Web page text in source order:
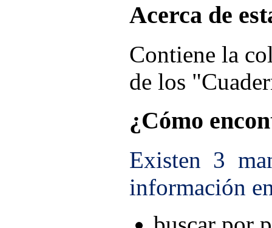
Acerca de
Contiene la
de los
¿Cómo
Existen 3
información